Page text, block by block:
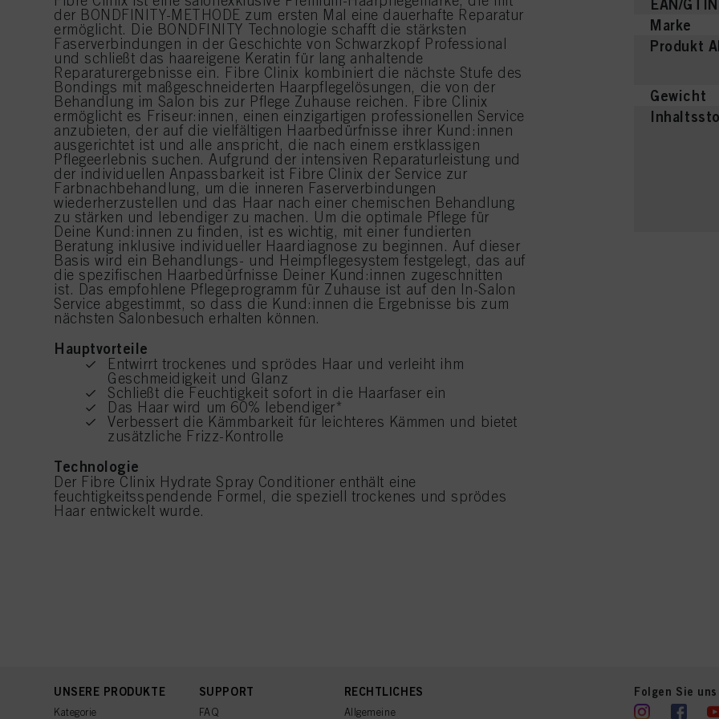
der BONDFINITY-METHODE zum ersten Mal eine dauerhafte Reparatur
ermöglicht. Die BONDFINITY Technologie schafft die stärksten
Faserverbindungen in der Geschichte von Schwarzkopf Professional
und schließt das haareigene Keratin für lang anhaltende
Reparaturergebnisse ein. Fibre Clinix kombiniert die nächste Stufe des
Bondings mit maßgeschneiderten Haarpflegelösungen, die von der
Behandlung im Salon bis zur Pflege Zuhause reichen. Fibre Clinix
ermöglicht es Friseur:innen, einen einzigartigen professionellen Service
anzubieten, der auf die vielfältigen Haarbedürfnisse ihrer Kund:innen
ausgerichtet ist und alle anspricht, die nach einem erstklassigen
Pflegeerlebnis suchen. Aufgrund der intensiven Reparaturleistung und
der individuellen Anpassbarkeit ist Fibre Clinix der Service zur
Farbnachbehandlung, um die inneren Faserverbindungen
wiederherzustellen und das Haar nach einer chemischen Behandlung
zu stärken und lebendiger zu machen. Um die optimale Pflege für
Deine Kund:innen zu finden, ist es wichtig, mit einer fundierten
Beratung inklusive individueller Haardiagnose zu beginnen. Auf dieser
Basis wird ein Behandlungs- und Heimpflegesystem festgelegt, das auf
die spezifischen Haarbedürfnisse Deiner Kund:innen zugeschnitten
ist. Das empfohlene Pflegeprogramm für Zuhause ist auf den In-Salon
Service abgestimmt, so dass die Kund:innen die Ergebnisse bis zum
nächsten Salonbesuch erhalten können.
Hauptvorteile
Entwirrt trockenes und sprödes Haar und verleiht ihm
Geschmeidigkeit und Glanz
Schließt die Feuchtigkeit sofort in die Haarfaser ein
Das Haar wird um 60% lebendiger*
Verbessert die Kämmbarkeit für leichteres Kämmen und bietet
zusätzliche Frizz-Kontrolle
Technologie
Der Fibre Clinix Hydrate Spray Conditioner enthält eine
feuchtigkeitsspendende Formel, die speziell trockenes und sprödes
Haar entwickelt wurde.
EAN/GTIN
Marke
Produkt
Gewicht
UNSERE PRODUKTE
Kategorie
SUPPORT
FAQ
RECHTLICHES
Allgemeine
Folgen Sie uns